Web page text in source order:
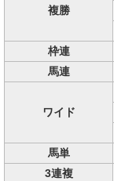
複勝
枠連
馬連
ワイド
馬単
3連複